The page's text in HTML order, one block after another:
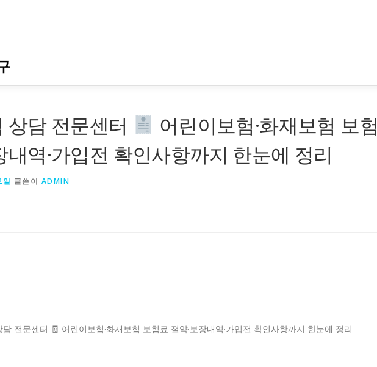
상담 전문센터
어린이보험·화재보험 보험
내역·가입전 확인사항까지 한눈에 정리
글쓴이 ADMIN